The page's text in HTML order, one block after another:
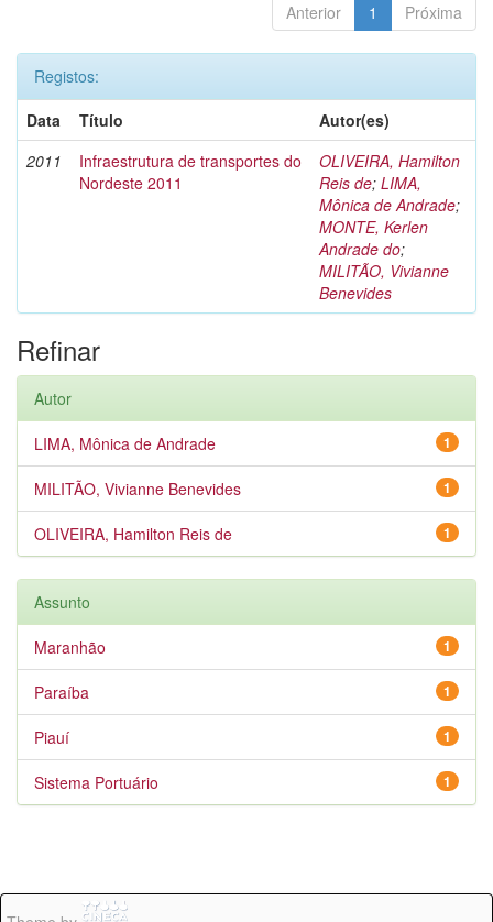
Anterior 1 Próxima
Registos:
Data
Título
Autor(es)
2011
Infraestrutura de transportes do
Nordeste 2011
OLIVEIRA, Hamilton
Reis de; LIMA,
Mônica de Andrade;
MONTE, Kerlen
Andrade do;
MILITÃO, Vivianne
Benevides
Refinar
Autor
1
LIMA, Mônica de Andrade
1
MILITÃO, Vivianne Benevides
1
OLIVEIRA, Hamilton Reis de
Assunto
1
Maranhão
1
Paraíba
1
Piauí
1
Sistema Portuário